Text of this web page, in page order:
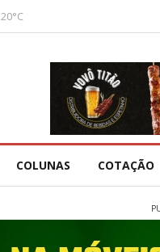
20°C
COLUNAS COTAÇÃO